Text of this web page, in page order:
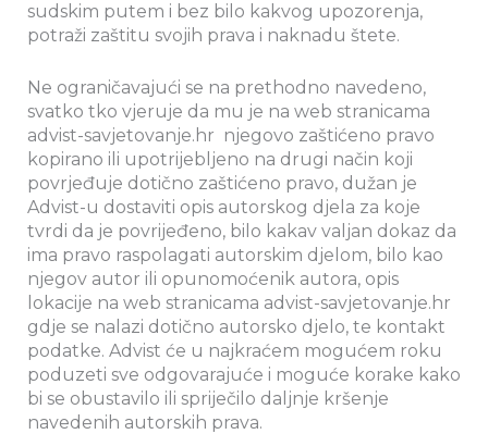
sudskim putem i bez bilo kakvog upozorenja,
potraži zaštitu svojih prava i naknadu štete.
Ne ograničavajući se na prethodno navedeno,
svatko tko vjeruje da mu je na web stranicama
advist-savjetovanje.hr njegovo zaštićeno pravo
kopirano ili upotrijebljeno na drugi način koji
povrjeđuje dotično zaštićeno pravo, dužan je
Advist-u dostaviti opis autorskog djela za koje
tvrdi da je povrijeđeno, bilo kakav valjan dokaz da
ima pravo raspolagati autorskim djelom, bilo kao
njegov autor ili opunomoćenik autora, opis
lokacije na web stranicama advist-savjetovanje.hr
gdje se nalazi dotično autorsko djelo, te kontakt
podatke. Advist će u najkraćem mogućem roku
poduzeti sve odgovarajuće i moguće korake kako
bi se obustavilo ili spriječilo daljnje kršenje
navedenih autorskih prava.